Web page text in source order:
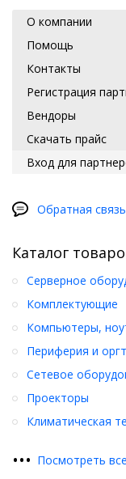
О компании
Помощь
Контакты
Регистрация
Вендоры
Скачать прайс
Вход для
Обратная связь
Каталог
Серверное
Комплектующие
Компьютеры,
Периферия и
Сетевое
Проекторы
Климатическая
••• Посмотреть